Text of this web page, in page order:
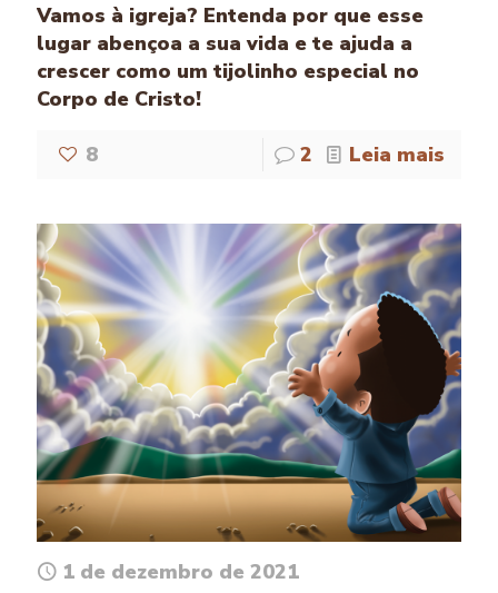
Vamos à igreja? Entenda por que esse
lugar abençoa a sua vida e te ajuda a
crescer como um tijolinho especial no
Corpo de Cristo!
8 2 Leia mais
1 de dezembro de 2021